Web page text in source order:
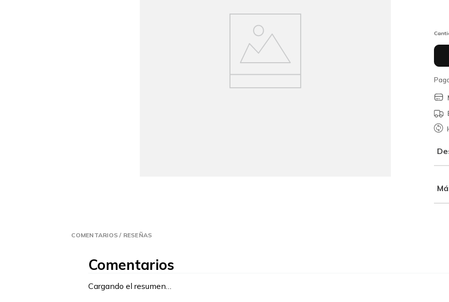
COMENTARIOS / RESEÑAS
Comentarios
Cargando el resumen…